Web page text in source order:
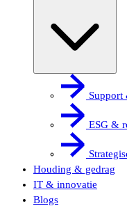
Support
ESG &
Houding & gedrag
IT & innovatie
Blogs